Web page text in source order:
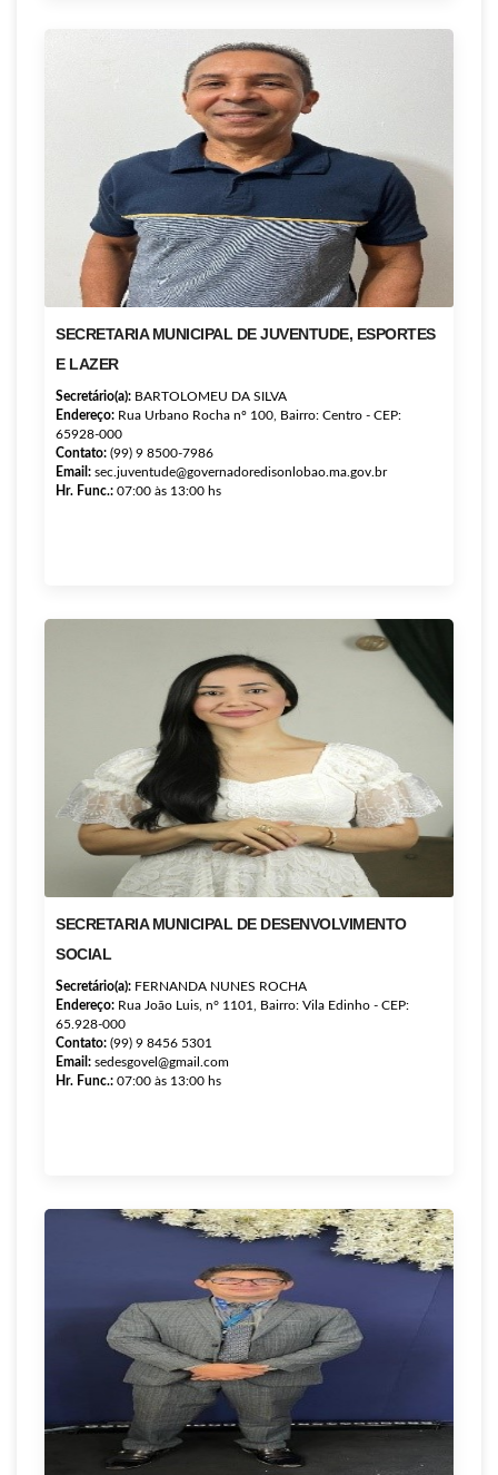
SECRETARIA MUNICIPAL DE JUVENTUDE, ESPORTES
E LAZER
Secretário(a): BARTOLOMEU DA SILVA
Endereço: Rua Urbano Rocha nº 100, Bairro: Centro - CEP:
65928-000
Contato: (99) 9 8500-7986
Email: sec.juventude@governadoredisonlobao.ma.gov.br
Hr. Func.: 07:00 às 13:00 hs
SECRETARIA MUNICIPAL DE DESENVOLVIMENTO
SOCIAL
Secretário(a): FERNANDA NUNES ROCHA
Endereço: Rua João Luis, n° 1101, Bairro: Vila Edinho - CEP:
65.928-000
Contato: (99) 9 8456 5301
Email: sedesgovel@gmail.com
Hr. Func.: 07:00 às 13:00 hs